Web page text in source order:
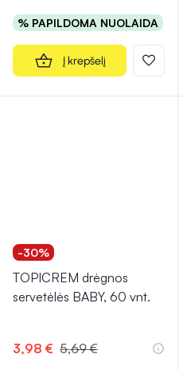
% PAPILDOMA NUOLAIDA
Į krepšelį
-30%
TOPICREM drėgnos
servetėlės BABY, 60 vnt.
3,98 € 5,69 €